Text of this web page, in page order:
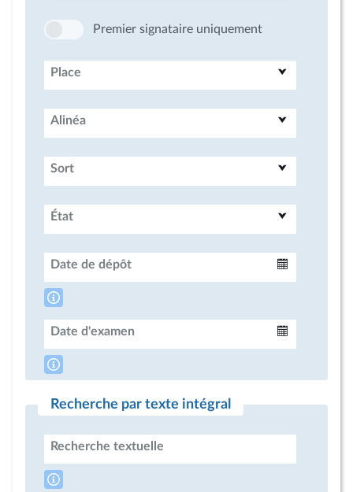
Premier signataire uniquement
Place
Alinéa
Sort
État
Date de dépôt
Date d'examen
Recherche par texte intégral
Recherche textuelle